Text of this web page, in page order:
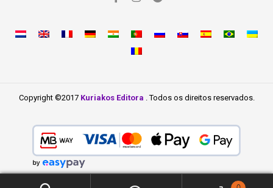
Copyright ©2017 Kuriakos Editora . Todos os direitos reservados.